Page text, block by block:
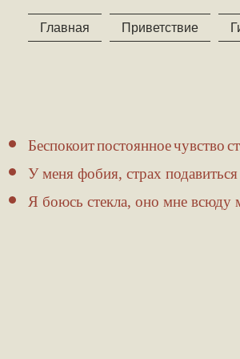
Главная Приветствие
Беспокоит постоянное чувство
У меня фобия, страх подавиться
Я боюсь стекла, оно мне всюду